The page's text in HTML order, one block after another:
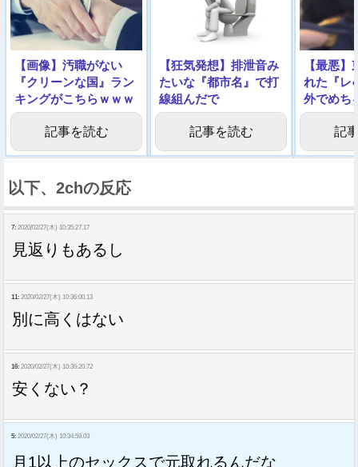
【画像】汚職がない
『クリーンな国』ラン
キングがこちらｗｗｗ
ｗ
記事を読む
【狂気発想】排泄音み
たいな『都市名』で打
線組んだで
記事を読む
【最悪
れた『レ
外でめち
になって
記
以下、2chの反応
7: 2020/02/27(木) 10:35:27.17
見返りもあるし
11: 2020/02/27(木) 10:36:00.13
別に高くはない
16: 2020/02/27(木) 10:36:20.72
安くない？
5: 2020/02/27(木) 10:34:59.03
月1以上のセックスで元取れるんだな